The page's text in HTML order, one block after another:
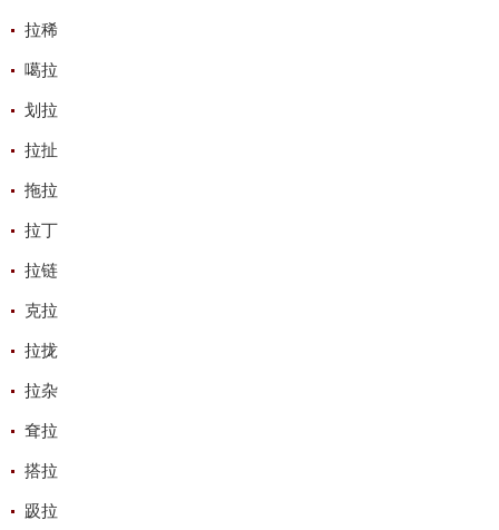
拉稀
噶拉
划拉
拉扯
拖拉
拉丁
拉链
克拉
拉拢
拉杂
耷拉
搭拉
趿拉